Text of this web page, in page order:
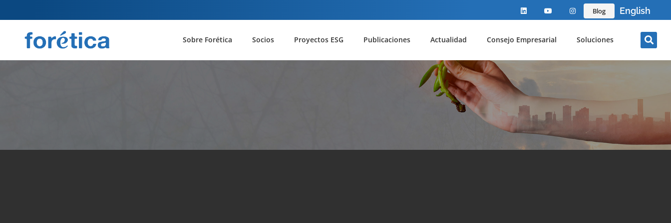
Blog English
Sobre Forética Socios Proyectos ESG Publicaciones Actualidad Consejo Empresarial Soluciones